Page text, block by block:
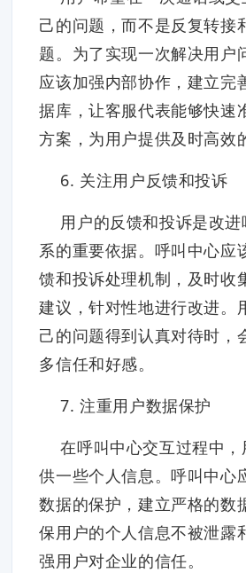
己的问题，而不是反复转接
题。为了实现一次解决用户
应该加强内部协作，建立完
据库，让客服代表能够快速
方案，为用户提供及时高效
6. 关注用户反馈和投诉
用户的反馈和投诉是改
系的重要依据。呼叫中心应
馈和投诉处理机制，及时收
建议，针对性地进行改进。
己的问题得到认真对待时，
多信任和好感。
7. 注重用户数据保护
在呼叫中心交互过程中
供一些个人信息。呼叫中心
数据的保护，建立严格的数
保用户的个人信息不被泄露
强用户对企业的信任。